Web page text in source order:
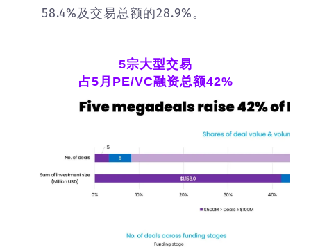
58.4%及交易总额的28.9%。
5宗大型交易
占5月PE/VC融资总额42%